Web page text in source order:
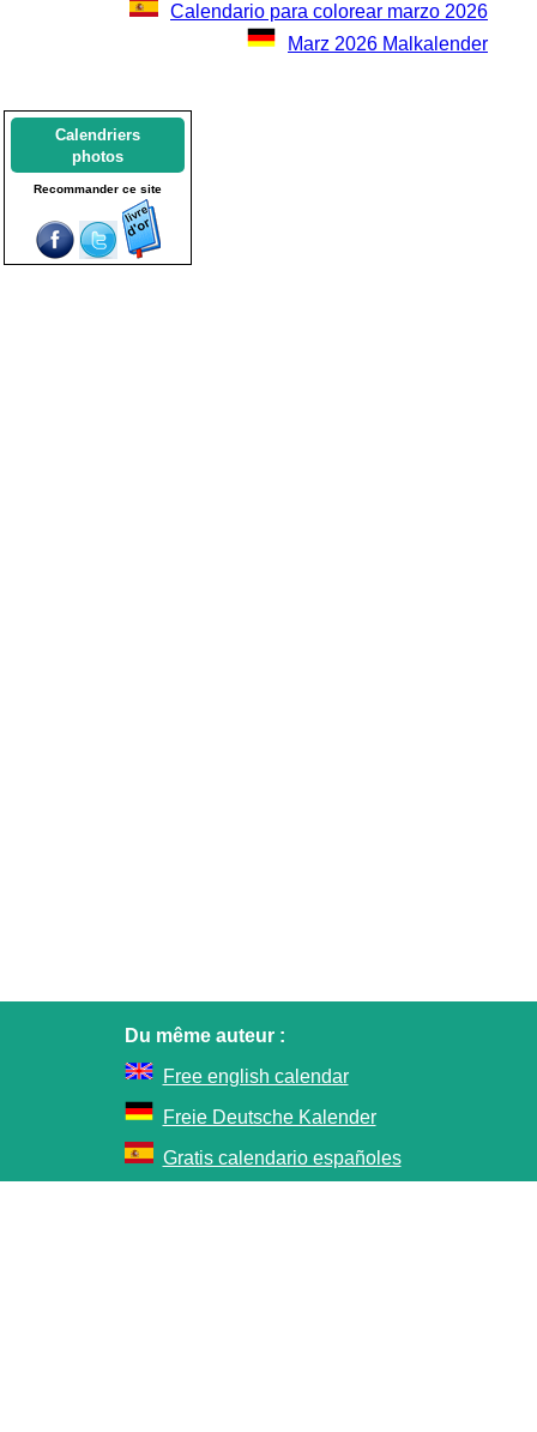
Calendario para colorear marzo 2026
Marz 2026 Malkalender
Calendriers
photos
Recommander ce site
Du même auteur :
Free english calendar
Freie Deutsche Kalender
Gratis calendario españoles